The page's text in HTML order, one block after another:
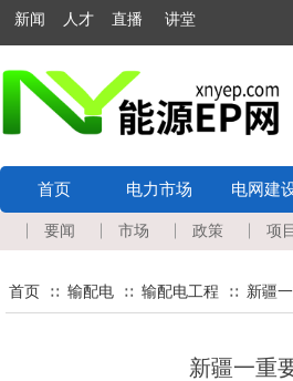
新闻 人才 直播 讲堂
首页 电力市场 电网建
要闻 市场 政策 项目
首页 ∷ 输配电 ∷ 输配电工程 ∷ 新疆
新疆一重